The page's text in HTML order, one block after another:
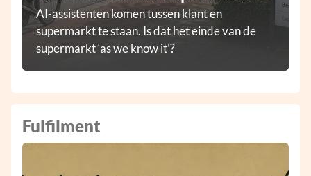
AI-assistenten komen tussen klant en
supermarkt te staan. Is dat het einde van de
supermarkt ‘as we know it’?
Fulfilment